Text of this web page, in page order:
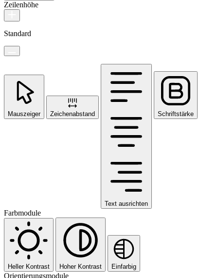
Zeilenhöhe
Standard
Mauszeiger Zeichenabstand
Text ausrichten
Schriftstärke
Farbmodule
Heller Kontrast Hoher Kontrast Einfarbig
Orientierungsmodule